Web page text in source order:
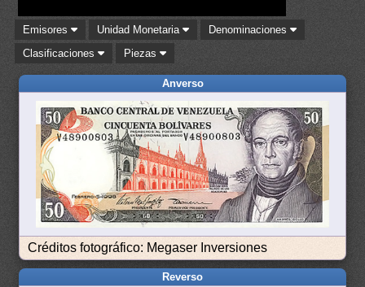
Emisores Unidad Monetaria
Denominaciones
Clasificaciones
Piezas
Anverso
Créditos fotográfico: Megaser Inversiones
Reverso